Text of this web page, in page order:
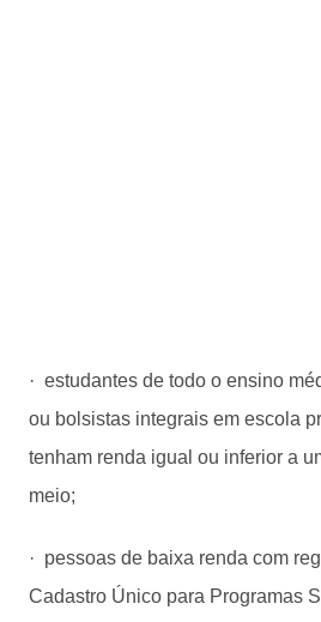
· estudantes de todo o ensino
ou bolsistas integrais em escola
tenham renda igual ou inferior a
meio;
· pessoas de baixa renda com
Cadastro Único para Programas